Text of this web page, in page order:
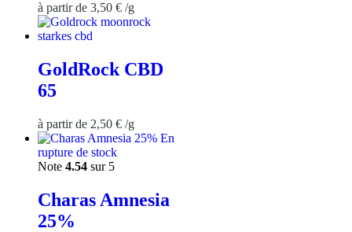
à partir de 3,50 € /g
GoldRock CBD
65
à partir de 2,50 € /g
En
rupture de stock
Note 4.54 sur 5
Charas Amnesia
25%